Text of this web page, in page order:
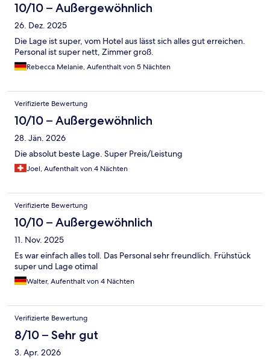
10/10 – Außergewöhnlich
26. Dez. 2025
Die Lage ist super, vom Hotel aus lässt sich alles gut erreichen.
Personal ist super nett, Zimmer groß.
Rebecca Melanie, Aufenthalt von 5 Nächten
Verifizierte Bewertung
10/10 – Außergewöhnlich
28. Jän. 2026
Die absolut beste Lage. Super Preis/Leistung
Joel, Aufenthalt von 4 Nächten
Verifizierte Bewertung
10/10 – Außergewöhnlich
11. Nov. 2025
Es war einfach alles toll. Das Personal sehr freundlich. Frühstück
super und Lage otimal
Walter, Aufenthalt von 4 Nächten
Verifizierte Bewertung
8/10 – Sehr gut
3. Apr. 2026